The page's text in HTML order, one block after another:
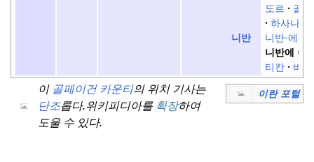
니반
도르
골
하사나바
니반-에 나
니반에 수
티칸
바
이란 포털
이 골페이건 카운티의 위치 기사는
단조롭다.위키피디아를 확장하여
도울 수 있다.